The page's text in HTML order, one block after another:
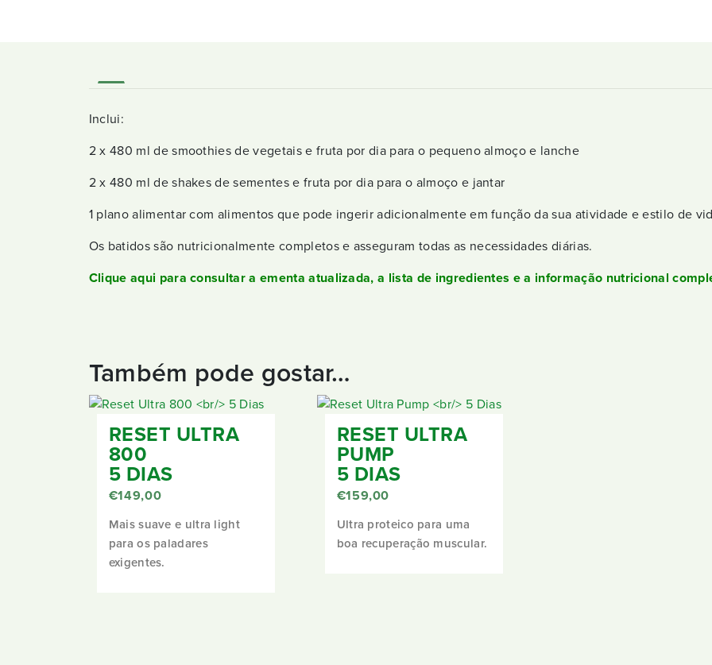
Inclui:
2 x 480 ml de smoothies de vegetais e fruta por dia para o pequeno almoço e lanche
2 x 480 ml de shakes de sementes e fruta por dia para o almoço e jantar
1 plano alimentar com alimentos que pode ingerir adicionalmente em função da sua atividade e estilo de
Os batidos são nutricionalmente completos e asseguram todas as necessidades diárias.
Clique aqui para consultar a ementa atualizada, a lista de ingredientes e a informação nutricional
Também pode gostar…
RESET ULTRA
800
5 DIAS
€149,00
Mais suave e ultra light
para os paladares
exigentes.
RESET ULTRA
PUMP
5 DIAS
€159,00
Ultra proteico para uma
boa recuperação muscular.